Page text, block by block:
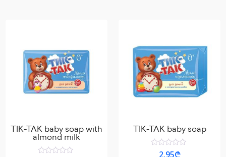
TIK-TAK baby soap with
almond milk
TIK-TAK baby soap
Rated
2.95₾